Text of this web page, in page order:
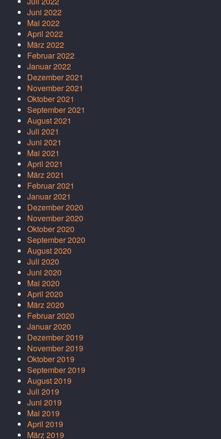
Juni 2022
Mai 2022
April 2022
März 2022
Februar 2022
Januar 2022
Dezember 2021
November 2021
Oktober 2021
September 2021
August 2021
Juli 2021
Juni 2021
Mai 2021
April 2021
März 2021
Februar 2021
Januar 2021
Dezember 2020
November 2020
Oktober 2020
September 2020
August 2020
Juli 2020
Juni 2020
Mai 2020
April 2020
März 2020
Februar 2020
Januar 2020
Dezember 2019
November 2019
Oktober 2019
September 2019
August 2019
Juli 2019
Juni 2019
Mai 2019
April 2019
März 2019